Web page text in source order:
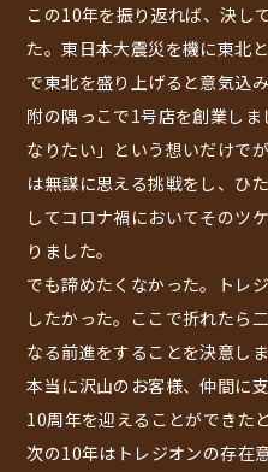
この10年を振り返れば、決し
た。東日本大震災を機に東北
で東北を盛り上げると意気込
附の隅っこで1号店を創業し
なりたい」という想いだけで
は無謀に思える挑戦をし、ひ
してコロナ禍においてそのツ
りました。
でも諦めたくなかった。トレ
したかった。ここで折れたら
なる前進をすることを決意しま
本当に沢山のお客様、仲間に
10周年を迎えることができた
次の10年はトレジオンの存在